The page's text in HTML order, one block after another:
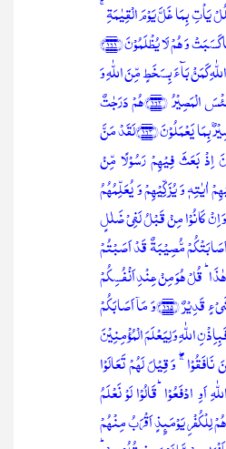
یَاۡتِ بِمَا غَلَّ یَوۡمَ الۡقِیٰمَۃِ
ثُمَّ تُوَفّٰی کُلُّ نَفۡسٍ مَّا کَسَبَتۡ وَ ہُمۡ لَا یُظۡلَمُوۡنَ ﴿۱۶۱﴾
کَمَنۡۢ بَآءَ بِسَخَطٍ مِّنَ اللّٰہِ وَ
مَاۡوٰىہُ جَہَنَّمُ ؕ وَ بِئۡسَ الۡمَصِیۡرُ ﴿۱۶۲﴾ہُمۡ دَرَجٰتٌ
عِنۡدَ اللّٰہِ ؕ وَ اللّٰہُ بَصِیۡرٌۢ بِمَا یَعۡمَلُوۡنَ ﴿۱۶۳﴾لَقَدۡ مَنَّ
اِذۡ بَعَثَ فِیۡہِمۡ رَسُوۡلًا مِّنۡ
اٰیٰتِہٖ وَ یُزَکِّیۡہِمۡ وَ یُعَلِّمُہُمُ
اِنۡ کَانُوۡا مِنۡ قَبۡلُ لَفِیۡ ضَلٰلٍ
لَمَّاۤ اَصَابَتۡکُمۡ مُّصِیۡبَۃٌ قَدۡ اَصَبۡتُمۡ
قُلۡ ہُوَ مِنۡ عِنۡدِ اَنۡفُسِکُمۡ
ؕ اِنَّ اللّٰہَ عَلٰی کُلِّ شَیۡءٍ قَدِیۡرٌ ﴿۱۶۵﴾وَ مَاۤ اَصَابَکُمۡ
اللّٰہِ وَ لِیَعۡلَمَ الۡمُؤۡمِنِیۡنَ
نَافَقُوۡا ۚۖ وَ قِیۡلَ لَہُمۡ تَعَالَوۡا
اَوِ ادۡفَعُوۡا ؕقَالُوۡا لَوۡ نَعۡلَمُ
لِلۡکُفۡرِ یَوۡمَئِذٍ اَقۡرَبُ مِنۡہُمۡ